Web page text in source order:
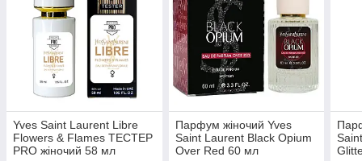
Yves Saint Laurent Libre
Flowers & Flames ТЕСТЕР
PRO жіночий 58 мл
Парфум жіночий Yves
Saint Laurent Black Opium
Over Red 60 мл